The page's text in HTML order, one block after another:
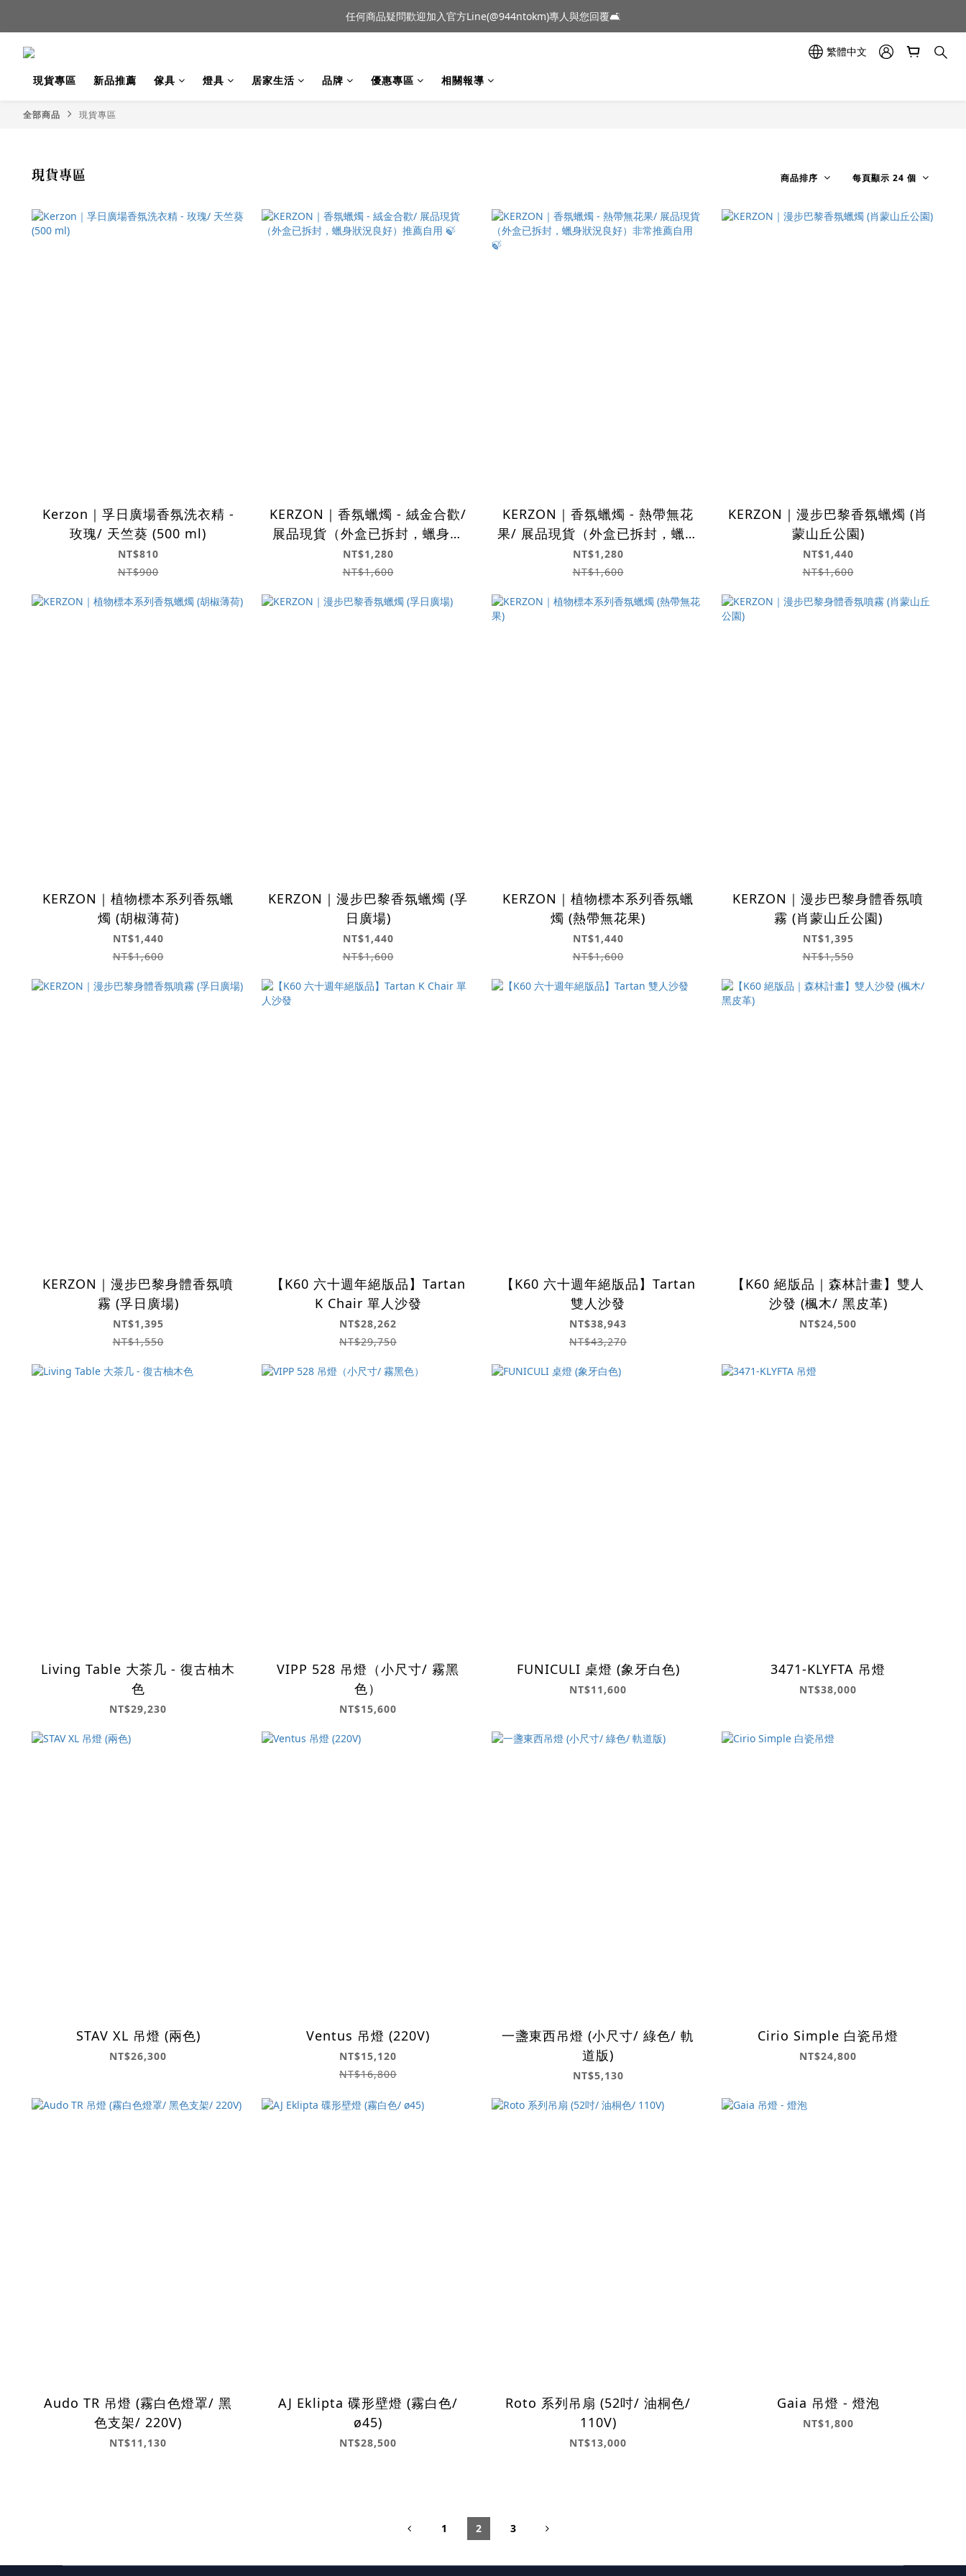
新品到貨｜日本燈具品牌 Ambientec 年度新品 Barcarolle 臺中樂群門市展示中✨
任何商品疑問歡迎加入官方Line(@944ntokm)專人與您回覆🛋️
繁體中文
現貨專區 新品推薦 傢具 燈具 居家生活 品牌 優惠專區 相關報導
全部商品 現貨專區
現貨專區 商品排序 每頁顯示 24 個
Kerzon｜孚日廣場香氛洗衣精 -
玫瑰/ 天竺葵 (500 ml)
NT$810
NT$900
KERZON｜香氛蠟燭 - 絨金合歡/
展品現貨（外盒已拆封，蠟身狀
況良好）推薦自用 🍃
NT$1,280
NT$1,600
KERZON｜香氛蠟燭 - 熱帶無花
果/ 展品現貨（外盒已拆封，蠟身
狀況良好）非常推薦自用 🍃
NT$1,280
NT$1,600
KERZON｜漫步巴黎香氛蠟燭 (肖
蒙山丘公園)
NT$1,440
NT$1,600
KERZON｜植物標本系列香氛蠟
燭 (胡椒薄荷)
NT$1,440
NT$1,600
KERZON｜漫步巴黎香氛蠟燭 (孚
日廣場)
NT$1,440
NT$1,600
KERZON｜植物標本系列香氛蠟
燭 (熱帶無花果)
NT$1,440
NT$1,600
KERZON｜漫步巴黎身體香氛噴
霧 (肖蒙山丘公園)
NT$1,395
NT$1,550
KERZON｜漫步巴黎身體香氛噴
霧 (孚日廣場)
NT$1,395
NT$1,550
【K60 六十週年絕版品】Tartan
K Chair 單人沙發
NT$28,262
NT$29,750
【K60 六十週年絕版品】Tartan
雙人沙發
NT$38,943
NT$43,270
【K60 絕版品｜森林計畫】雙人
沙發 (楓木/ 黑皮革)
NT$24,500
Living Table 大茶几 - 復古柚木
色
NT$29,230
VIPP 528 吊燈（小尺寸/ 霧黑
色）
NT$15,600
FUNICULI 桌燈 (象牙白色)
NT$11,600
3471-KLYFTA 吊燈
NT$38,000
STAV XL 吊燈 (兩色)
NT$26,300
Ventus 吊燈 (220V)
NT$15,120
NT$16,800
一盞東西吊燈 (小尺寸/ 綠色/ 軌
道版)
NT$5,130
Cirio Simple 白瓷吊燈
NT$24,800
Audo TR 吊燈 (霧白色燈罩/ 黑
色支架/ 220V)
NT$11,130
AJ Eklipta 碟形壁燈 (霧白色/
ø45)
NT$28,500
Roto 系列吊扇 (52吋/ 油桐色/
110V)
NT$13,000
Gaia 吊燈 - 燈泡
NT$1,800
1 2 3